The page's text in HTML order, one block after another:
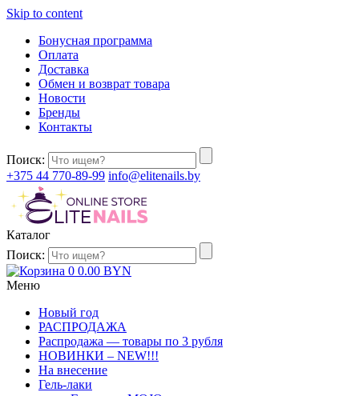
Skip to content
Бонусная программа
Оплата
Доставка
Обмен и возврат товара
Новости
Бренды
Контакты
Поиск:
+375 44 770-89-99 info@elitenails.by
Каталог
Поиск:
0 0.00 BYN
Меню
Новый год
РАСПРОДАЖА
Распродажа — товары по 3 рубля
НОВИНКИ – NEW!!!
На внесение
Гель-лаки